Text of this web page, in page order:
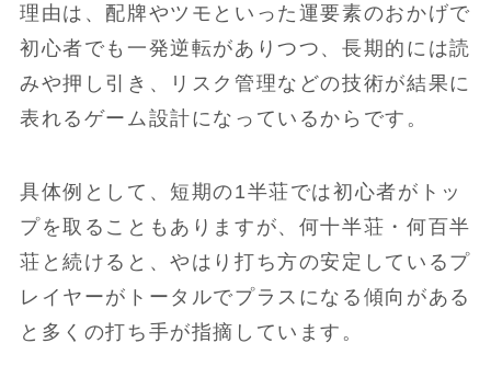
理由は、配牌やツモといった運要素のおかげで
初心者でも一発逆転がありつつ、長期的には読
みや押し引き、リスク管理などの技術が結果に
表れるゲーム設計になっているからです。
具体例として、短期の1半荘では初心者がトッ
プを取ることもありますが、何十半荘・何百半
荘と続けると、やはり打ち方の安定しているプ
レイヤーがトータルでプラスになる傾向がある
と多くの打ち手が指摘しています。